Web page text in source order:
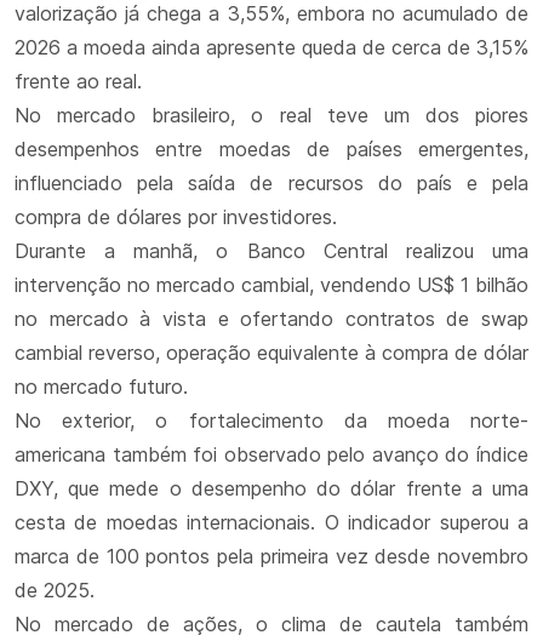
valorização já chega a 3,55%, embora no acumulado de
2026 a moeda ainda apresente queda de cerca de 3,15%
frente ao real.
No mercado brasileiro, o real teve um dos piores
desempenhos entre moedas de países emergentes,
influenciado pela saída de recursos do país e pela
compra de dólares por investidores.
Durante a manhã, o Banco Central realizou uma
intervenção no mercado cambial, vendendo US$ 1 bilhão
no mercado à vista e ofertando contratos de swap
cambial reverso, operação equivalente à compra de dólar
no mercado futuro.
No exterior, o fortalecimento da moeda norte-
americana também foi observado pelo avanço do índice
DXY, que mede o desempenho do dólar frente a uma
cesta de moedas internacionais. O indicador superou a
marca de 100 pontos pela primeira vez desde novembro
de 2025.
No mercado de ações, o clima de cautela também